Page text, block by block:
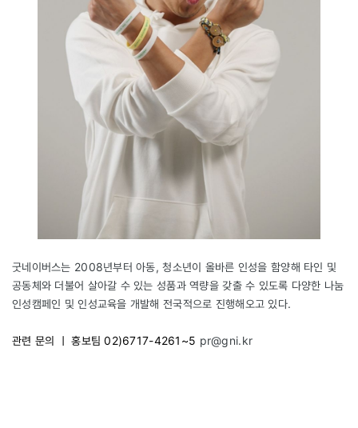
굿네이버스는 2008년부터 아동, 청소년이 올바른 인성을 함양해 타인 및
공동체와 더불어 살아갈 수 있는 성품과 역량을 갖출 수 있도록 다양한 나눔
인성캠페인 및 인성교육을 개발해 전국적으로 진행해오고 있다.
관련 문의 ㅣ 홍보팀 02)6717-4261~5 pr@gni.kr